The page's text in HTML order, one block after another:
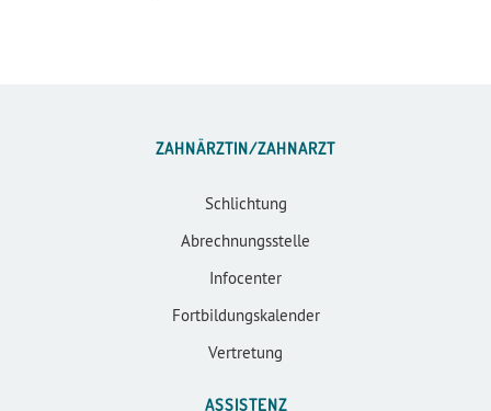
ZAHNÄRZTIN/ZAHNARZT
Schlichtung
Abrechnungsstelle
Infocenter
Fortbildungskalender
Vertretung
ASSISTENZ